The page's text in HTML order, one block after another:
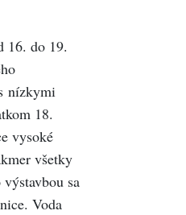
16. do 19.
nízkymi
18.
vysoké
všetky
sa
Voda